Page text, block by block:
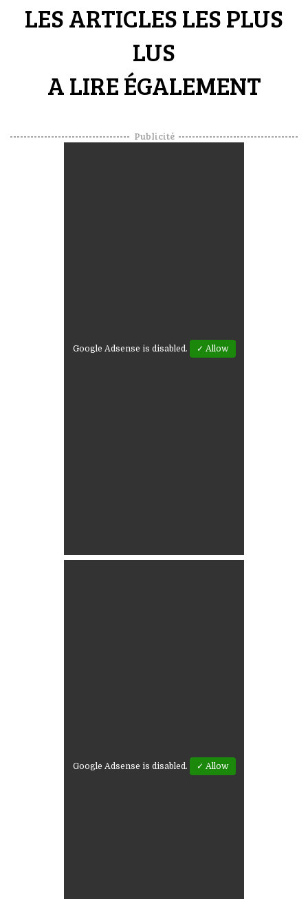
LES ARTICLES LES PLUS
LUS
A LIRE ÉGALEMENT
Publicité
Google Adsense is disabled. ✓ Allow
Google Adsense is disabled. ✓ Allow